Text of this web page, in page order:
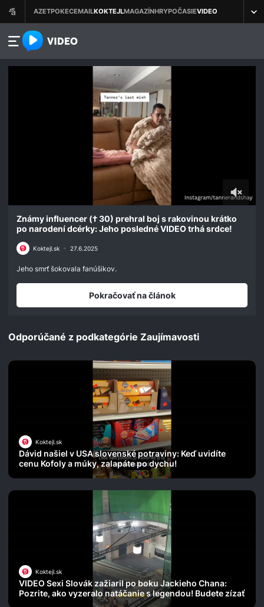
azet.video.sk
seconds
minute,
seconds
Známy influencer († 30) prehral boj s rakovinou krátko
po narodení dcérky: Jeho posledné VIDEO trhá srdce!
Koktejl.sk • 27.6.2025
Jeho smrť šokovala fanúšikov.
Pokračovať na článok
Odporúčané z podkategórie Zaujímavosti
Koktejl.sk
Dávid našiel v USA slovenské potraviny: Keď uvidíte
cenu Kofoly a múky, zalapáte po dychu!
Koktejl.sk
VIDEO Sexi Slovák zažiaril po boku Jackieho Chana:
Pozrite, ako vyzeralo natáčanie s legendou! Budete zízať